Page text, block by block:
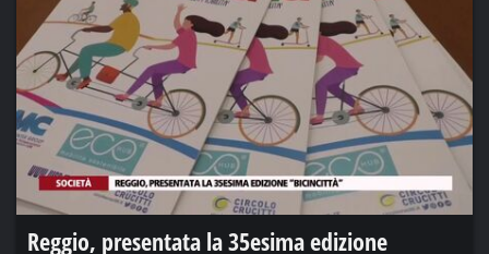
Reggio, presentata la 35esima edizione